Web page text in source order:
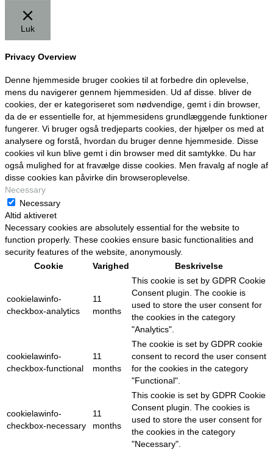
Luk
Privacy Overview
Denne hjemmeside bruger cookies til at forbedre din oplevelse,
mens du navigerer gennem hjemmesiden. Ud af disse. bliver de
cookies, der er kategoriseret som nødvendige, gemt i din browser,
da de er essentielle for, at hjemmesidens grundlæggende funktioner
fungerer. Vi bruger også tredjeparts cookies, der hjælper os med at
analysere og forstå, hvordan du bruger denne hjemmeside. Disse
cookies vil kun blive gemt i din browser med dit samtykke. Du har
også mulighed for at fravælge disse cookies. Men fravalg af nogle af
disse cookies kan påvirke din browseroplevelse.
Necessary
Necessary
Altid aktiveret
Necessary cookies are absolutely essential for the website to
function properly. These cookies ensure basic functionalities and
security features of the website, anonymously.
Cookie
Varighed Beskrivelse
cookielawinfo-
checkbox-analytics
11
months
This cookie is set by GDPR Cookie
Consent plugin. The cookie is
used to store the user consent for
the cookies in the category
"Analytics".
cookielawinfo-
checkbox-functional
11
months
The cookie is set by GDPR cookie
consent to record the user consent
for the cookies in the category
"Functional".
cookielawinfo-
checkbox-necessary
11
months
This cookie is set by GDPR Cookie
Consent plugin. The cookies is
used to store the user consent for
the cookies in the category
"Necessary".